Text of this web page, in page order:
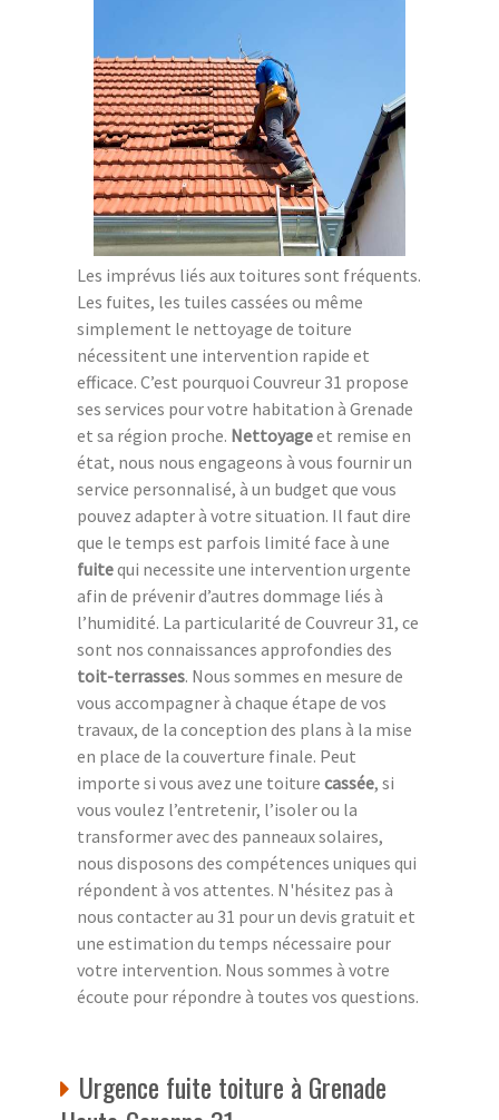
Les imprévus liés aux toitures sont fréquents.
Les fuites, les tuiles cassées ou même
simplement le nettoyage de toiture
nécessitent une intervention rapide et
efficace. C’est pourquoi Couvreur 31 propose
ses services pour votre habitation à Grenade
et sa région proche. Nettoyageet remise en
état, nous nous engageons à vous fournir un
service personnalisé, à un budget que vous
pouvez adapter à votre situation. Il faut dire
que le temps est parfois limité face à une
fuitequi necessite une intervention urgente
afin de prévenir d’autres dommage liés à
l’humidité. La particularité de Couvreur 31, ce
sont nos connaissances approfondies des
toit-terrasses. Nous sommes en mesure de
vous accompagner à chaque étape de vos
travaux, de la conception des plans à la mise
en place de la couverture finale. Peut
importe si vous avez une toiture cassée, si
vous voulez l’entretenir, l’isoler ou la
transformer avec des panneaux solaires,
nous disposons des compétences uniques qui
répondent à vos attentes. N'hésitez pas à
nous contacter au 31 pour un devis gratuit et
une estimation du temps nécessaire pour
votre intervention. Nous sommes à votre
écoute pour répondre à toutes vos questions.
Urgence fuite toiture à Grenade